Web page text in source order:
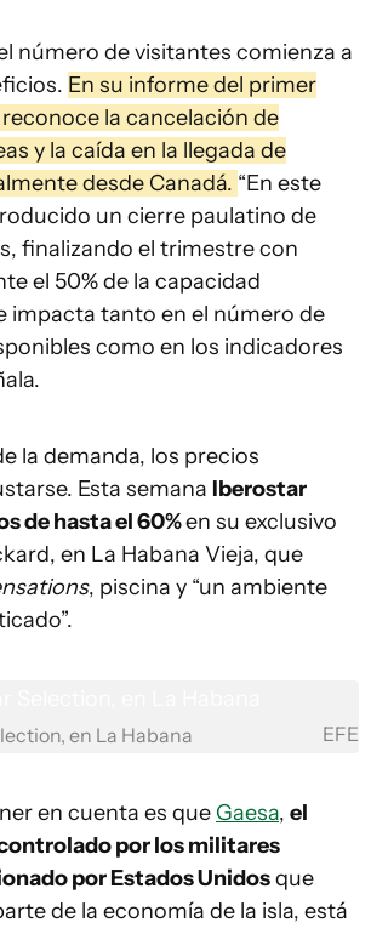
número de visitantes comienza a
En su informe del primer
la cancelación de
y la caída en la llegada de
desde Canadá. “En este
un cierre paulatino de
finalizando el trimestre con
el 50% de la capacidad
impacta tanto en el número de
como en los indicadores
la demanda, los precios
Esta semana Iberostar
de hasta el 60%en su exclusivo
en La Habana Vieja, que
, piscina y “un ambiente
en La Habana EFE
en cuenta es que Gaesa, el
por los militares
por Estados Unidosque
de la economía de la isla, está